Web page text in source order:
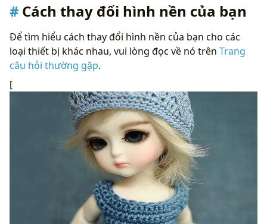
Cách thay đổi hình nền của bạn
Để tìm hiểu cách thay đổi hình nền của bạn cho các
loại thiết bị khác nhau, vui lòng đọc về nó trên Trang
câu hỏi thường gặp.
[